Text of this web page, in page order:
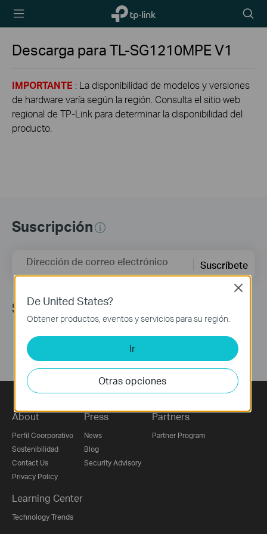
TP-Link,
Reliably
icon
Descarga paraTL-SG1210MPEV1
IMPORTANTE : La disponibilidad de modelos y versiones
de hardware varía según la región. Consulta el sitio web
regional de TP-Link para determinar la disponibilidad del
producto.
Suscripción
Dirección de correo electrónico Suscríbete
Síguenos
About
Perfil Coorporativo
Sostenibilidad
Contact Us
Privacy Policy
Press
News
Blog
Security Advisory
Partners
Partner Program
Learning Center
Technology Trends
De United States?
Obtener productos, eventos y servicios para su región.
Ir
Otras opciones
Close